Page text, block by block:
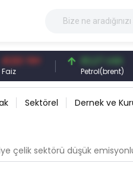
83,27 USD
Petrol(brent)
Sektörel Dernek ve
düşük emisyonlu üretim yapısıyla avantajlı